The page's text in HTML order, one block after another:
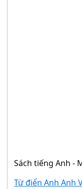
Sách tiếng Anh -
Từ điển Anh Anh